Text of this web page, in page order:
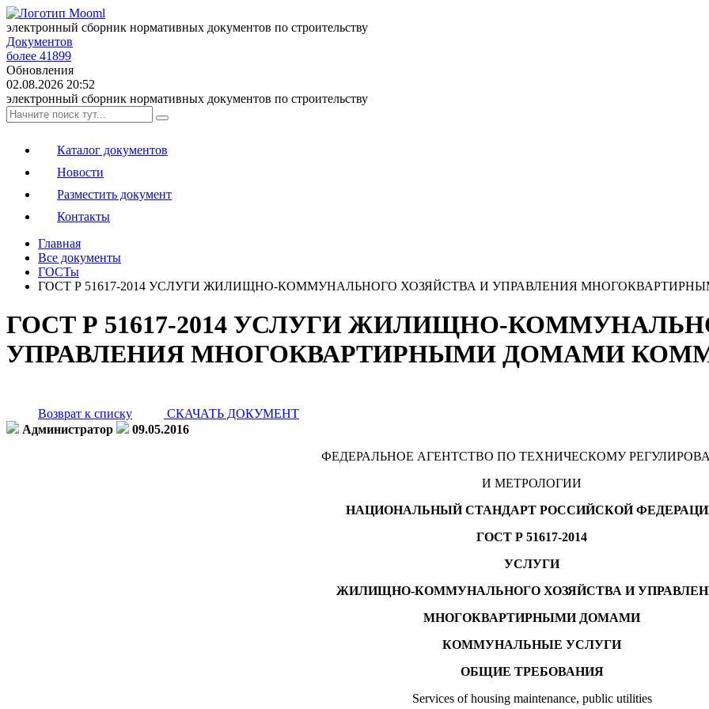
электронный сборник нормативных документов по строительству
Документов
более 41899
Обновления
02.08.2026 20:52
электронный сборник нормативных документов по строительству
Каталог документов
Новости
Разместить документ
Контакты
Главная
Все документы
ГОСТы
ГОСТ Р 51617-2014 УСЛУГИ ЖИЛИЩНО-КОММУНАЛЬНОГО ХОЗЯЙСТВА И УПРАВЛЕНИЯ
ГОСТ Р 51617-2014 УСЛУГИ ЖИЛИЩНО-
УПРАВЛЕНИЯ МНОГОКВАРТИРНЫМИ ДОМАМИ
Возврат к списку
СКАЧАТЬ ДОКУМЕНТ
Администратор
09.05.2016
ФЕДЕРАЛЬНОЕ АГЕНТСТВО ПО ТЕХНИЧЕСКОМУ
И МЕТРОЛОГИИ
НАЦИОНАЛЬНЫЙ СТАНДАРТ РОССИЙСКОЙ
ГОСТ Р 51617-2014
УСЛУГИ
ЖИЛИЩНО-КОММУНАЛЬНОГО ХОЗЯЙСТВА И
МНОГОКВАРТИРНЫМИ ДОМАМИ
КОММУНАЛЬНЫЕ УСЛУГИ
ОБЩИЕ ТРЕБОВАНИЯ
Services of housing maintenance, public utilities